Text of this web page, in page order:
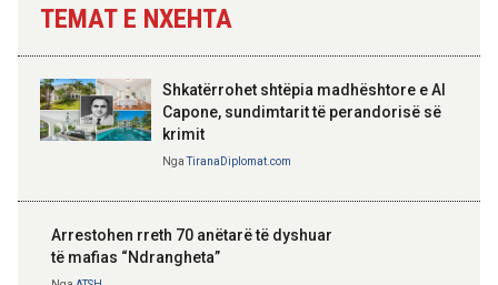
TEMAT E NXEHTA
Shkatërrohet shtëpia madhështore e Al
Capone, sundimtarit të perandorisë së
krimit
NgaTiranaDiplomat.com
Arrestohen rreth 70 anëtarë të dyshuar
të mafias “Ndrangheta”